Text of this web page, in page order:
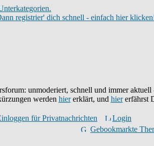
registrier' dich schnell - einfach hier
unmoderiert, schnell und immer aktuell
werden hiererklärt, und hiererfährst
für Privatnachrichten
Login
Gebookmarkte